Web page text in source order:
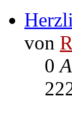
von
0